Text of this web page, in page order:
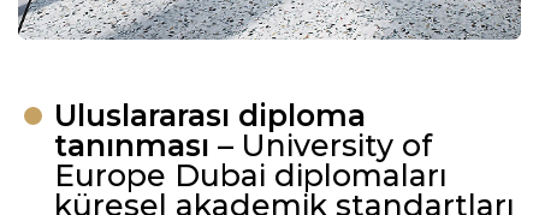
Uluslararası diploma
tanınması – University of
Europe Dubai diplomaları
küresel akademik standartları